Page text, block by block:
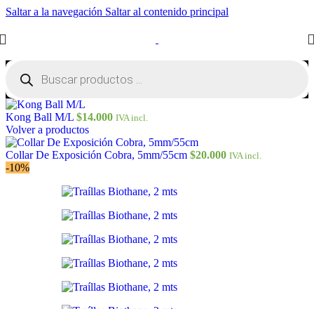
Saltar a la navegación Saltar al contenido principal
Búsqueda
productos
Kong Ball M/L $14.000 IVA incl.
Volver a productos
Collar De Exposición Cobra, 5mm/55cm $20.000 IVA incl.
-10%